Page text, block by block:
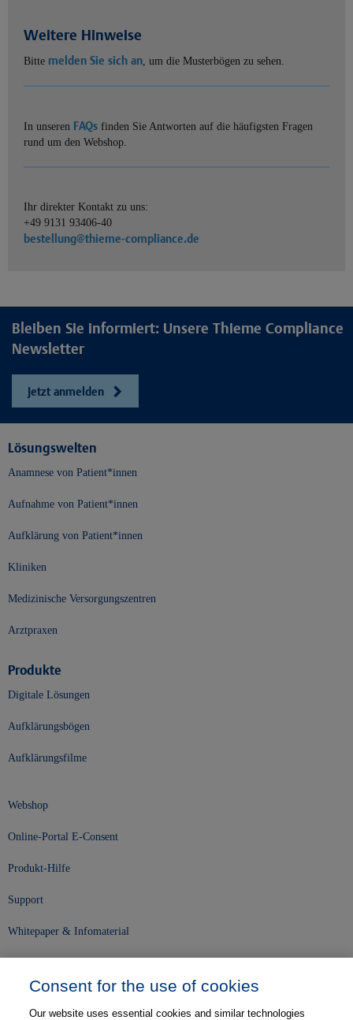
Weitere Hinweise
Bitte melden Sie sich an, um die Musterbögen zu sehen.
In unseren FAQs finden Sie Antworten auf die häufigsten Fragen
rund um den Webshop.
Ihr direkter Kontakt zu uns:
+49 9131 93406-40
bestellung@thieme-compliance.de
Bleiben Sie informiert: Unsere Thieme Compliance
Newsletter
Jetzt anmelden
Lösungswelten
Anamnese von Patient*innen
Aufnahme von Patient*innen
Aufklärung von Patient*innen
Kliniken
Medizinische Versorgungszentren
Arztpraxen
Produkte
Digitale Lösungen
Aufklärungsbögen
Aufklärungsfilme
Webshop
Online-Portal E-Consent
Produkt-Hilfe
Support
Whitepaper & Infomaterial
Consent for the use of cookies
Our website uses essential cookies and similar technologies